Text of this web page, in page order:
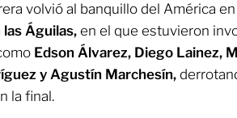
volvió al banquillo del América
las Águilas, en el que estuvieron
Edson Álvarez, Diego Lainez,
y Agustín Marchesín,
la final.